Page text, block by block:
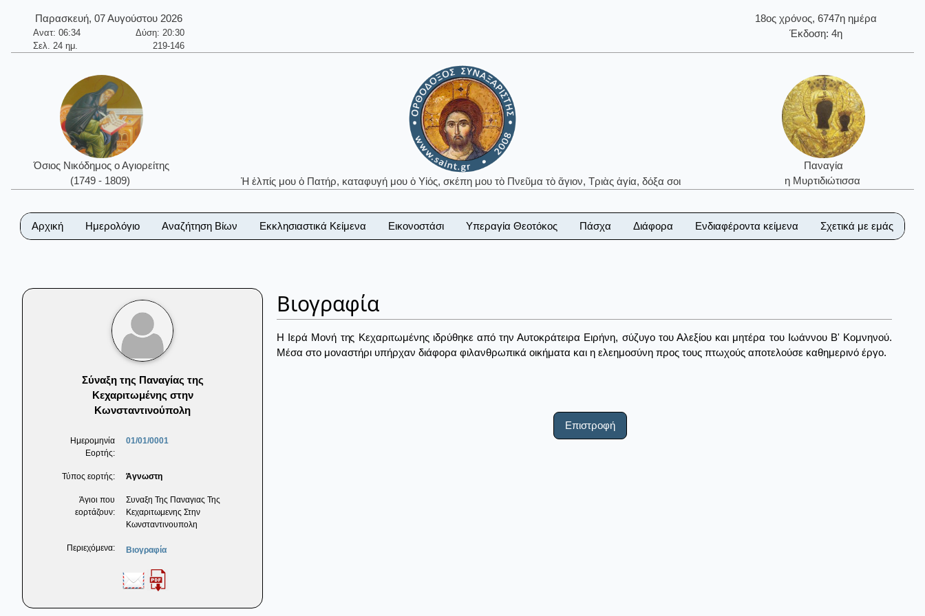
Παρασκευή, 07 Αυγούστου 2026
Ανατ: 06:34
Δύση: 20:30
Σελ. 24 ημ.
219-146
18ος χρόνος, 6747η ημέρα
Έκδοση: 4η
Όσιος Νικόδημος ο Αγιορείτης
(1749 - 1809)
Ἡ ἐλπίς μου ὁ Πατήρ, καταφυγή μου ὁ Υἱός, σκέπη μου τὸ Πνεῦμα τὸ ἅγιον, Τριὰς ἁγία, δόξα σοι
Παναγία
η Μυρτιδιώτισσα
Αρχική Ημερολόγιο Αναζήτηση Βίων Εκκλησιαστικά Κείμενα Εικονοστάσι Υπεραγία Θεοτόκος Πάσχα Διάφορα Ενδιαφέροντα κείμενα Σχετικά με εμάς
Σύναξη της Παναγίας της
Κεχαριτωμένης στην
Κωνσταντινούπολη
Ημερομηνία
Εορτής:
01/01/0001
Τύπος εορτής: Άγνωστη
Άγιοι που
εορτάζουν:
Συναξη Της Παναγιας Της
Κεχαριτωμενης Στην
Κωνσταντινουπολη
Περιεχόμενα: Βιογραφία
Βιογραφία
Η Ιερά Μονή της Κεχαριτωμένης ιδρύθηκε από την Αυτοκράτειρα Ειρήνη, σύζυγο του Αλεξίου και μητέρα του Ιωάννου Β' Κομνηνού.
Μέσα στο μοναστήρι υπήρχαν διάφορα φιλανθρωπικά οικήματα και η ελεημοσύνη προς τους πτωχούς αποτελούσε καθημερινό έργο.
Επιστροφή